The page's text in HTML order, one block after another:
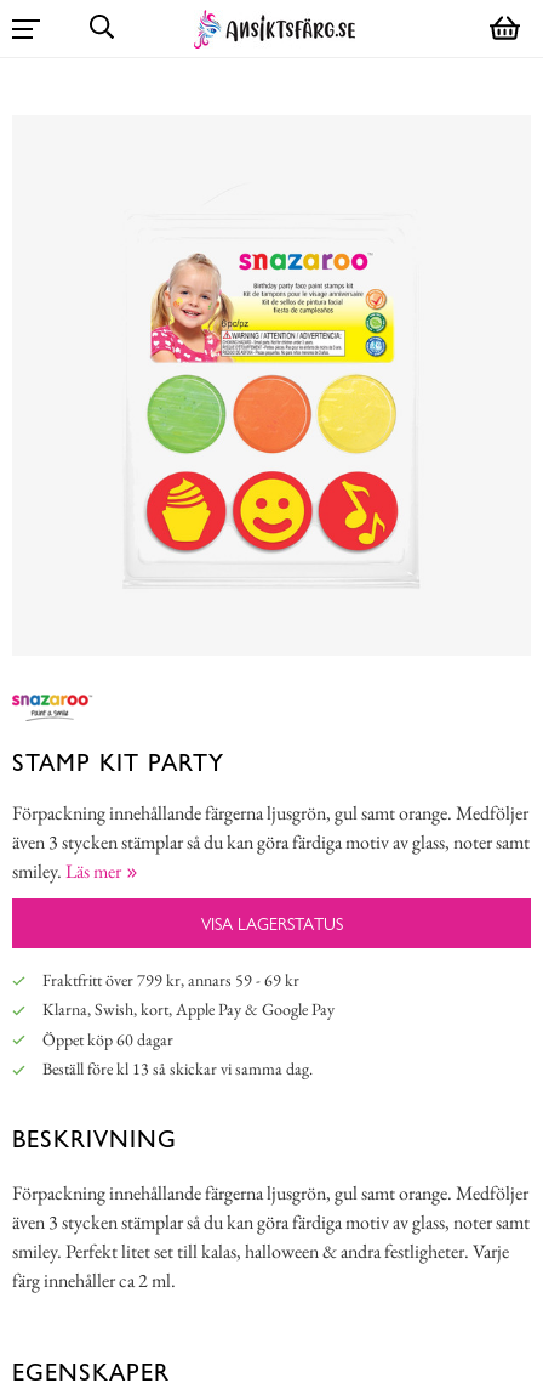
STAMP KIT PARTY
Förpackning innehållande färgerna ljusgrön, gul samt orange. Medföljer
även 3 stycken stämplar så du kan göra färdiga motiv av glass, noter samt
smiley.Läs mer
VISA LAGERSTATUS
Fraktfritt över 799 kr, annars 59 - 69 kr
Klarna, Swish, kort, Apple Pay & Google Pay
Öppet köp 60 dagar
Beställ före kl 13 så skickar vi samma dag.
BESKRIVNING
Förpackning innehållande färgerna ljusgrön, gul samt orange. Medföljer
även 3 stycken stämplar så du kan göra färdiga motiv av glass, noter samt
smiley. Perfekt litet set till kalas, halloween & andra festligheter. Varje
färg innehåller ca 2 ml.
EGENSKAPER